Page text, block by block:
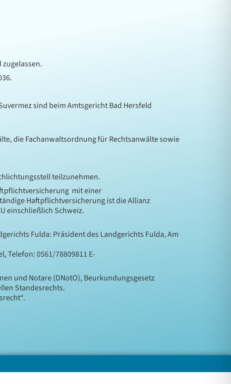
sind beim Amtsgericht Bad Hersfeld
die Fachanwaltsordnung für Rechtsanwälte sowie
teilzunehmen.
mit einer
Haftpflichtversicherung ist die Allianz
einschließlich Schweiz.
Fulda: Präsident des Landgerichts Fulda, Am
Telefon: 0561/78809811 E-
und Notare (DNotO), Beurkundungsgesetz
Standesrechts.